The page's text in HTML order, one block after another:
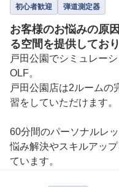
初心者歓迎 弾道測定器
お客様のお悩みの原
る空間を提供してお
戸田公園でシミュレー
OLF。
戸田公園店は2ルームの
習をしていただけます。
60分間のパーソナルレ
悩み解決やスキルアッ
ています。